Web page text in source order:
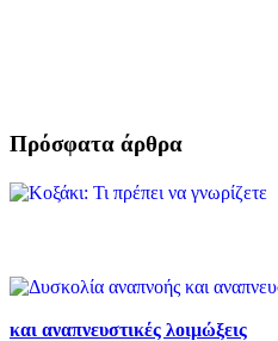
Πρόσφατα άρθρα
και αναπνευστικές λοιμώξεις